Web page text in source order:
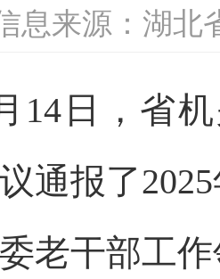
息来源：湖北
14 日，省
通报了2025
老干部工